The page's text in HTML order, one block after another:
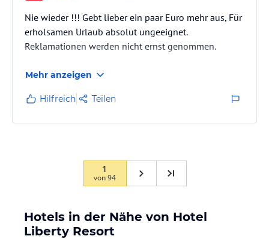
Nie wieder !!! Gebt lieber ein paar Euro mehr aus, Für
erholsamen Urlaub absolut ungeeignet.
Reklamationen werden nicht ernst genommen.
Mehr anzeigen
Hilfreich Teilen
1
von94
Hotels in der Nähe von Hotel
Liberty Resort